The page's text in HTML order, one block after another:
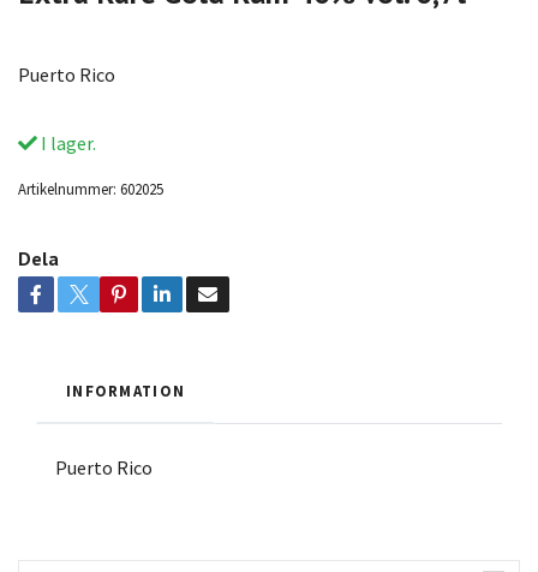
Puerto Rico
I lager.
Artikelnummer: 602025
Dela
INFORMATION
Puerto Rico